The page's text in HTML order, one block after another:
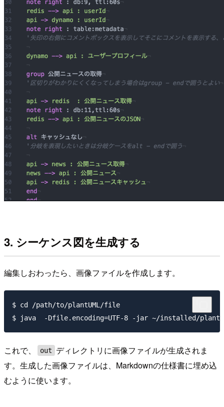
3. シーケンス図を生成する
編集しおわったら、画像ファイルを作成します。
$ cd /path/to/plantUML/file
これで、 out
ディレクトリに画像ファイルが生成されま
す。生成した画像ファイルは、Markdownの仕様書に埋め込
むように使います。